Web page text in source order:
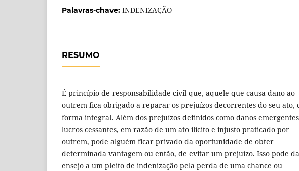
Palavras-chave: INDENIZAÇÃO
RESUMO
É princípio de responsabilidade civil que, aquele que causa dano ao
outrem fica obrigado a reparar os prejuízos decorrentes do seu ato,
forma integral. Além dos prejuízos definidos como danos
lucros cessantes, em razão de um ato ilícito e injusto praticado por
outrem, pode alguém ficar privado da oportunidade de obter
determinada vantagem ou então, de evitar um prejuízo. Isso pode
ensejo a um pleito de indenização pela perda de uma chance ou